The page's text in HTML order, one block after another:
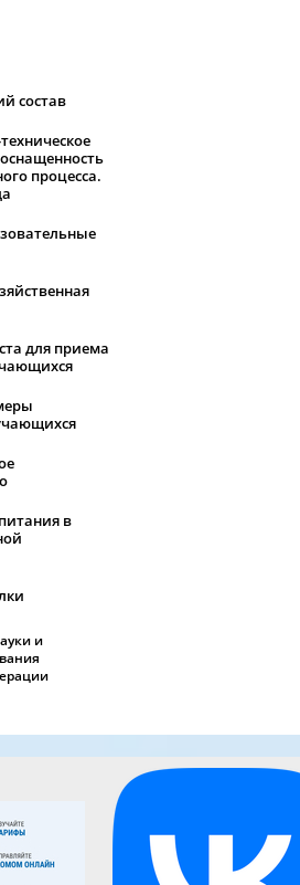
состав
процесса.
для приема
в
и